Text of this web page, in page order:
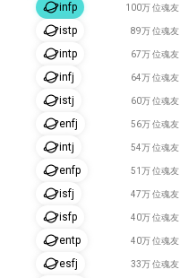
infp 100万 位魂友
istp 89万 位魂友
intp 67万 位魂友
infj 64万 位魂友
istj 60万 位魂友
enfj 56万 位魂友
intj 54万 位魂友
enfp 51万 位魂友
isfj 47万 位魂友
isfp 40万 位魂友
entp 40万 位魂友
esfj 33万 位魂友